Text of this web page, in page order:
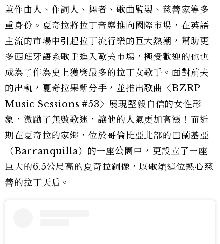
兼作曲人、作詞人、舞者、歌曲監製、慈善家等多
重身份。夏奇拉將拉丁音樂推向國際市場，在英語
主流的市場中引起拉丁流行樂的巨大熱潮，幫助更
多西班牙語系歌手進入歐美市場，極受歡迎的他也
成為了作為史上獲獎最多的拉丁女歌手。面對前夫
的出軌，夏奇拉果斷分手，並推出歌曲〈BZRP
Music Sessions #53〉展現堅毅自信的女性形
象，激勵了無數歌迷，讓他的人氣更加高漲！而近
期在夏奇拉的家鄉，位於哥倫比亞北部的巴蘭基亞
（Barranquilla）的一座公園中，更設立了一座
巨大的6.5公尺高的夏奇拉銅像，以歌頌這位熱心慈
善的拉丁天后。